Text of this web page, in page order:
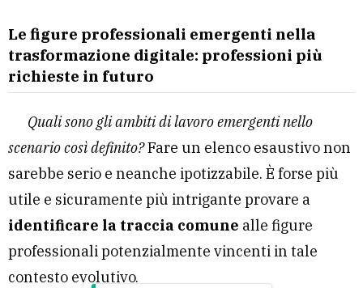
Le figure professionali emergenti nella
trasformazione digitale: professioni più
richieste in futuro
Quali sono gli ambiti di lavoro emergenti nello
scenario così definito?Fare un elenco esaustivo non
sarebbe serio e neanche ipotizzabile. È forse più
utile e sicuramente più intrigante provare a
identificare la traccia comune alle figure
professionali potenzialmente vincenti in tale
contesto evolutivo.